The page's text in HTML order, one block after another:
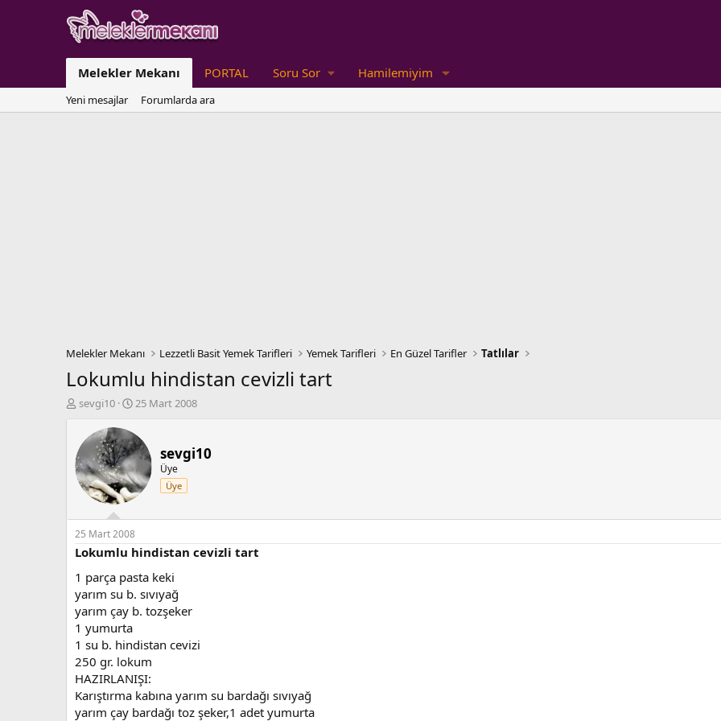
Melekler Mekanı PORTAL Soru Sor Hamilemiyim
Yeni mesajlar Forumlarda ara
Melekler Mekanı Lezzetli Basit Yemek Tarifleri Yemek Tarifleri En Güzel Tarifler Tatlılar
Lokumlu hindistan cevizli tart
K
b
u
y
u
a
ş
l
a
t
a
n
sevgi10
B
ş
l
a
n
g
ç
t
a
r
i
h
25 Mart 2008
sevgi10
Üye
Üye
25 Mart 2008
Lokumlu hindistan cevizli tart
1 parça pasta keki
yarım su b. sıvıyağ
yarım çay b. tozşeker
1 yumurta
1 su b. hindistan cevizi
250 gr. lokum
HAZIRLANIŞI:
Karıştırma kabına yarım su bardağı sıvıyağ
yarım çay bardağı toz şeker,1 adet yumurta